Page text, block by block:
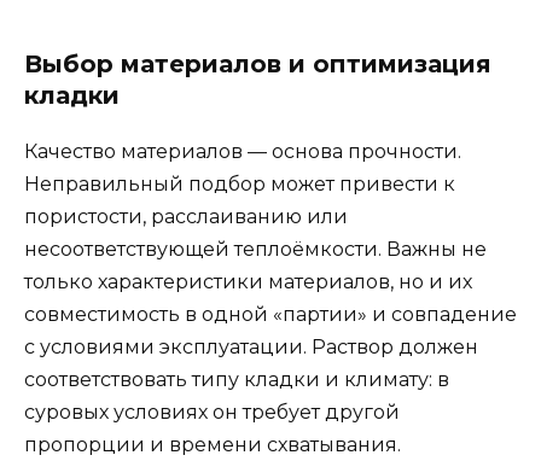
Выбор материалов и оптимизация
кладки
Качество материалов — основа прочности.
Неправильный подбор может привести к
пористости, расслаиванию или
несоответствующей теплоёмкости. Важны не
только характеристики материалов, но и их
совместимость в одной «партии» и совпадение
с условиями эксплуатации. Раствор должен
соответствовать типу кладки и климату: в
суровых условиях он требует другой
пропорции и времени схватывания.